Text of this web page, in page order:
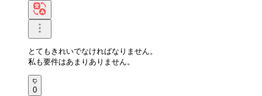
とてもきれいでなければなりません。
私も要件はあまりありません。
0